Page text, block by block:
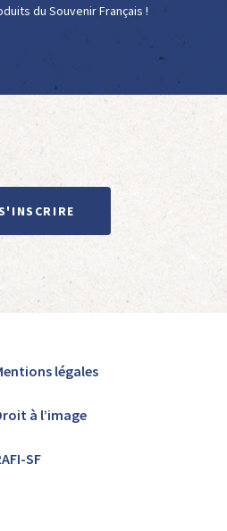
du Souvenir Français !
légales
à l’image
SF